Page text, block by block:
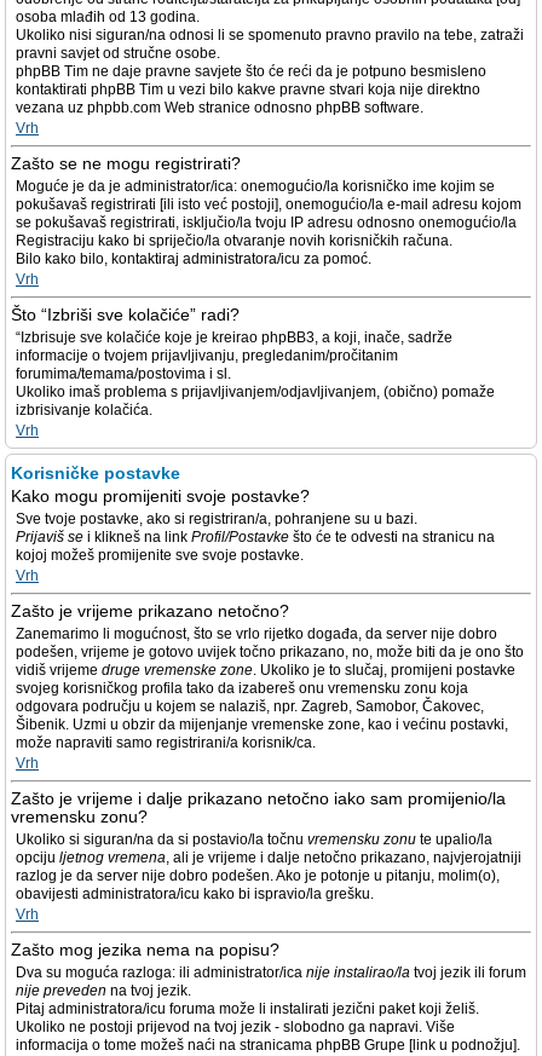
osoba mlađih od 13 godina.
Ukoliko nisi siguran/na odnosi li se spomenuto pravno pravilo na tebe, zatraži
pravni savjet od stručne osobe.
phpBB Tim ne daje pravne savjete što će reći da je potpuno besmisleno
kontaktirati phpBB Tim u vezi bilo kakve pravne stvari koja nije direktno
vezana uz phpbb.com Web stranice odnosno phpBB software.
Vrh
Zašto se ne mogu registrirati?
Moguće je da je administrator/ica: onemogućio/la korisničko ime kojim se
pokušavaš registrirati [ili isto već postoji], onemogućio/la e-mail adresu kojom
se pokušavaš registrirati, isključio/la tvoju IP adresu odnosno onemogućio/la
Registraciju kako bi spriječio/la otvaranje novih korisničkih računa.
Bilo kako bilo, kontaktiraj administratora/icu za pomoć.
Vrh
Što “Izbriši sve kolačiće” radi?
“Izbrisuje sve kolačiće koje je kreirao phpBB3, a koji, inače, sadrže
informacije o tvojem prijavljivanju, pregledanim/pročitanim
forumima/temama/postovima i sl.
Ukoliko imaš problema s prijavljivanjem/odjavljivanjem, (obično) pomaže
izbrisivanje kolačića.
Vrh
Korisničke postavke
Kako mogu promijeniti svoje postavke?
Sve tvoje postavke, ako si registriran/a, pohranjene su u bazi.
Prijaviš se i klikneš na link Profil/Postavke što će te odvesti na stranicu na
kojoj možeš promijenite sve svoje postavke.
Vrh
Zašto je vrijeme prikazano netočno?
Zanemarimo li mogućnost, što se vrlo rijetko događa, da server nije dobro
podešen, vrijeme je gotovo uvijek točno prikazano, no, može biti da je ono što
vidiš vrijeme druge vremenske zone. Ukoliko je to slučaj, promijeni postavke
svojeg korisničkog profila tako da izabereš onu vremensku zonu koja
odgovara području u kojem se nalaziš, npr. Zagreb, Samobor, Čakovec,
Šibenik. Uzmi u obzir da mijenjanje vremenske zone, kao i većinu postavki,
može napraviti samo registrirani/a korisnik/ca.
Vrh
Zašto je vrijeme i dalje prikazano netočno iako sam promijenio/la
vremensku zonu?
Ukoliko si siguran/na da si postavio/la točnu vremensku zonu te upalio/la
opciju ljetnog vremena, ali je vrijeme i dalje netočno prikazano, najvjerojatniji
razlog je da server nije dobro podešen. Ako je potonje u pitanju, molim(o),
obavijesti administratora/icu kako bi ispravio/la grešku.
Vrh
Zašto mog jezika nema na popisu?
Dva su moguća razloga: ili administrator/ica nije instalirao/la tvoj jezik ili forum
nije preveden na tvoj jezik.
Pitaj administratora/icu foruma može li instalirati jezični paket koji želiš.
Ukoliko ne postoji prijevod na tvoj jezik - slobodno ga napravi. Više
informacija o tome možeš naći na stranicama phpBB Grupe [link u podnožju].